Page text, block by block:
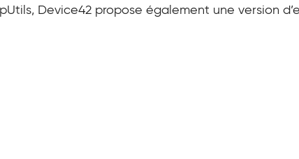
Device42 propose également une version